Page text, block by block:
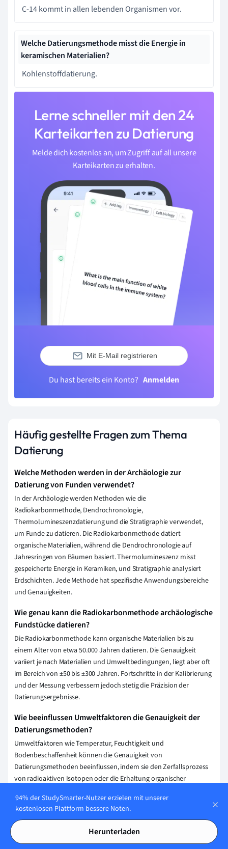
C-14 kommt in allen lebenden Organismen vor.
Welche Datierungsmethode misst die Energie in
keramischen Materialien?
Kohlenstoffdatierung.
Lerne schneller mit den 24
Karteikarten zu Datierung
Melde dich kostenlos an, um Zugriff auf all unsere
Karteikarten zu erhalten.
Mit E-Mail registrieren
Du hast bereits ein Konto? Anmelden
Häufig gestellte Fragen zum Thema
Datierung
Welche Methoden werden in der Archäologie zur
Datierung von Funden verwendet?
In der Archäologie werden Methoden wie die
Radiokarbonmethode, Dendrochronologie,
Thermolumineszenzdatierung und die Stratigraphie verwendet,
um Funde zu datieren. Die Radiokarbonmethode datiert
organische Materialien, während die Dendrochronologie auf
Jahresringen von Bäumen basiert. Thermolumineszenz misst
gespeicherte Energie in Keramiken, und Stratigraphie analysiert
Erdschichten. Jede Methode hat spezifische Anwendungsbereiche
und Genauigkeiten.
Wie genau kann die Radiokarbonmethode archäologische
Fundstücke datieren?
Die Radiokarbonmethode kann organische Materialien bis zu
einem Alter von etwa 50.000 Jahren datieren. Die Genauigkeit
variiert je nach Materialien und Umweltbedingungen, liegt aber oft
im Bereich von ±50 bis ±300 Jahren. Fortschritte in der Kalibrierung
und der Messung verbessern jedoch stetig die Präzision der
Datierungsergebnisse.
Wie beeinflussen Umweltfaktoren die Genauigkeit der
Datierungsmethoden?
Umweltfaktoren wie Temperatur, Feuchtigkeit und
Bodenbeschaffenheit können die Genauigkeit von
Datierungsmethoden beeinflussen, indem sie den Zerfallsprozess
von radioaktiven Isotopen oder die Erhaltung organischer
Datierungsabweichungen führen und die Präzision der Ergebnisse
beeinträchtigen.
Wie unterscheiden sich relative und absolute
Datierungsmethoden in der Archäologie?
94% der StudySmarter-Nutzer erzielen mit unserer
kostenlosen Plattform bessere Noten.
Herunterladen